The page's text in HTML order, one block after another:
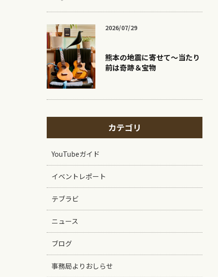
2026/07/29
熊本の地震に寄せて〜当たり
前は奇跡＆宝物
カテゴリ
YouTubeガイド
イベントレポート
テブラビ
ニュース
ブログ
事務局よりおしらせ